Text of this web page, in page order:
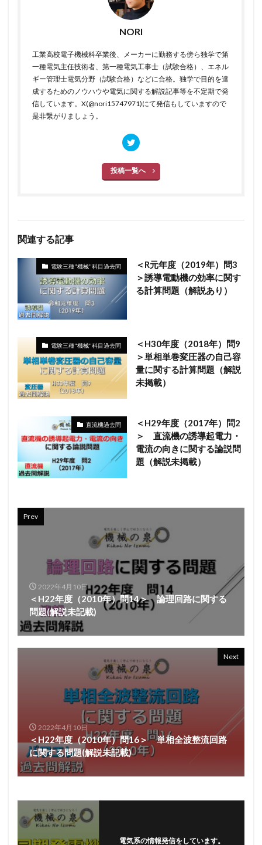
NORI
工業高校電子機械科卒業後、メーカーに勤務する傍ら独学で第
一種電気主任技術者、第一種電気工事士（試験合格）、エネル
ギー管理士電気分野（試験合格）などに合格。独学で目的を達
成するためのノウハウや電気に関する解説記事等を不定期で発
信しています。X(@nori15747971)にて発信もしていますので
是非繋がりましょう。
投稿一覧へ
関連する記事
電験三種"機械"科目過去問
＜R元年度（2019年）問3
＞誘導電動機の効率に関す
る計算問題（解説あり）
電験三種"機械"科目過去問
＜H30年度（2018年）問9
＞単相単巻変圧器の自己容
量に関する計算問題（解説
未掲載）
直流機過去問
＜H29年度（2017年）問2
＞ 直流機の誘導起電力・
電流の向きに関する論説問
題（解説未掲載）
Prev
2022年4月10日
＜H22年度（2010年）問14＞ 論理回路に関する
問題(解説未記載)
Next
2022年4月10日
＜H22年度（2010年）問16＞ 単相全波整流回路
に関する問題(解説未記載)
電気系の情報発信をしています。